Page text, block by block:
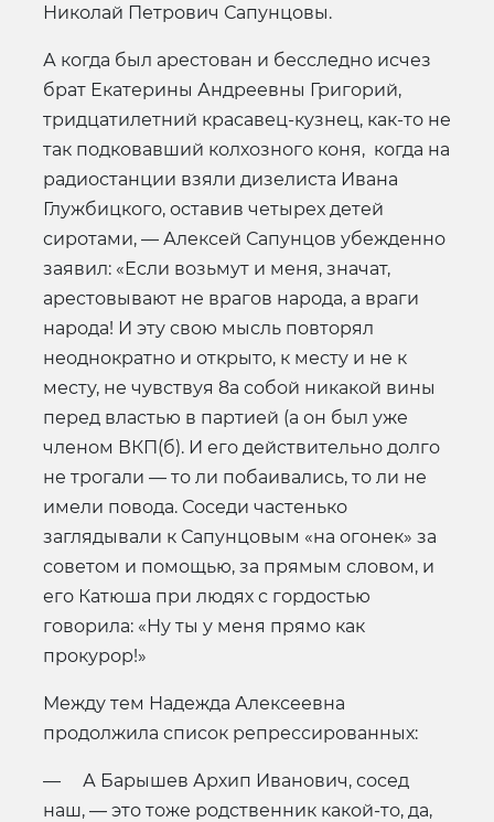
Николай Петрович Сапунцовы.
А когда был арестован и бесследно исчез
брат Екатерины Андреевны Григорий,
тридцатилетний красавец-кузнец, как-то не
так подковавший колхозного коня, когда на
радиостанции взяли дизелиста Ивана
Глужбицкого, оставив четырех детей
сиротами, — Алексей Сапунцов убежденно
заявил: «Если возьмут и меня, значат,
арестовывают не врагов народа, а враги
народа! И эту свою мысль повторял
неоднократно и открыто, к месту и не к
месту, не чувствуя 8а собой никакой вины
перед властью в партией (а он был уже
членом ВКП(б). И его действительно долго
не трогали — то ли побаивались, то ли не
имели повода. Соседи частенько
заглядывали к Сапунцовым «на огонек» за
советом и помощью, за прямым словом, и
его Катюша при людях с гордостью
говорила: «Ну ты у меня прямо как
прокурор!»
Между тем Надежда Алексеевна
продолжила список репрессированных:
— А Барышев Архип Иванович, сосед
наш, — это тоже родственник какой-то, да,